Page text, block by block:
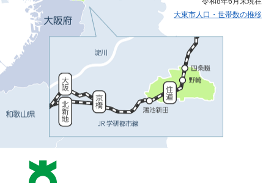
大東市人口・世帯数の推移